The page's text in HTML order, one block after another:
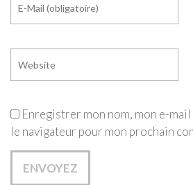
Enregistrer mon nom, mon e-
le navigateur pour mon prochain